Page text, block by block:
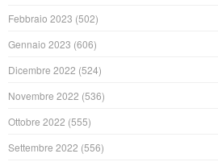
Febbraio 2023 (502)
Gennaio 2023 (606)
Dicembre 2022 (524)
Novembre 2022 (536)
Ottobre 2022 (555)
Settembre 2022 (556)